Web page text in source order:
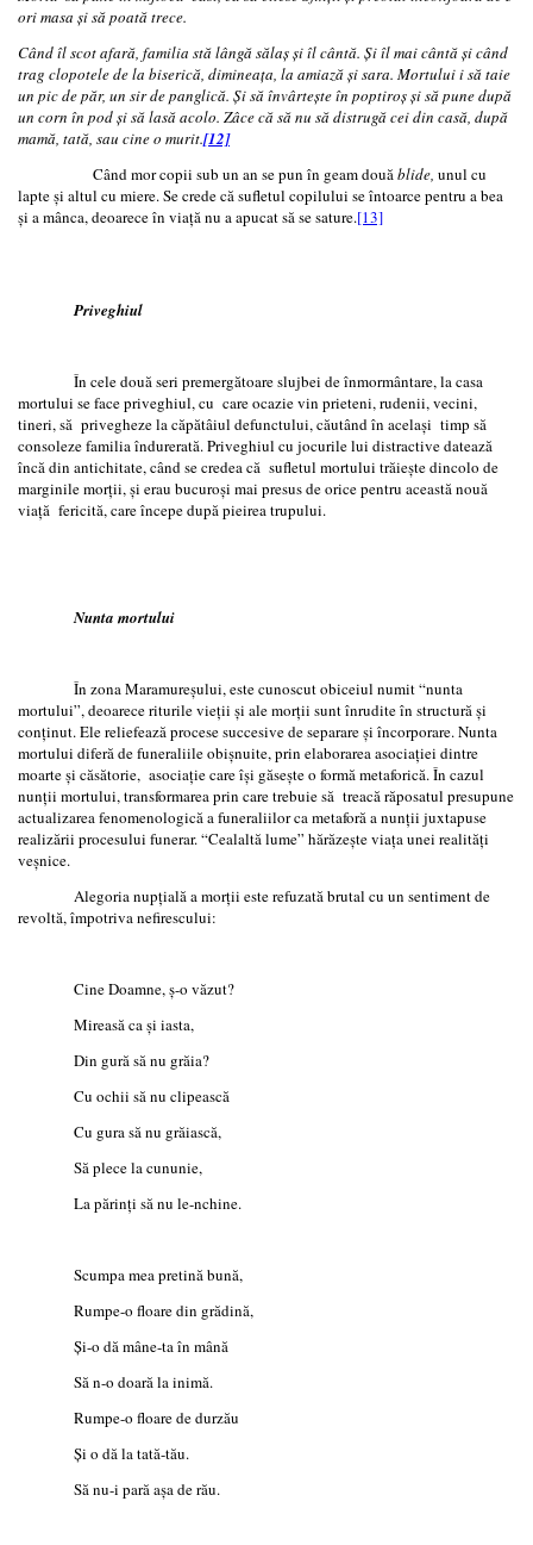
ori masa şi să poată trece.
Când îl scot afară, familia stă lângă sălaş şi îl cântă. Şi îl mai cântă şi când
trag clopotele de la biserică, dimineaţa, la amiază şi sara. Mortului i să taie
un pic de păr, un sir de panglică. Şi să învârteşte în poptiroş şi să pune după
un corn în pod şi să lasă acolo. Zâce că să nu să distrugă cei din casă, după
mamă, tată, sau cine o murit.[12]
Când mor copii sub un an se pun în geam douăblide, unul cu
lapte şi altul cu miere. Se crede că sufletul copilului se întoarce pentru a bea
şi a mânca, deoarece în viaţă nu a apucat să se sature.[13]
Priveghiul
În cele două seri premergătoare slujbei de înmormântare, la casa
mortului se face priveghiul, cu care ocazie vin prieteni, rudenii, vecini,
tineri, să privegheze la căpătâiul defunctului, căutând în acelaşi timp să
consoleze familia îndurerată. Priveghiul cu jocurile lui distractive datează
încă din antichitate, când se credea că sufletul mortului trăieşte dincolo de
marginile morţii, şi erau bucuroşi mai presus de orice pentru această nouă
viaţă fericită, care începe după pieirea trupului.
Nunta mortului
În zona Maramureşului, este cunoscut obiceiul numit “nunta
mortului”, deoarece riturile vieţii şi ale morţii sunt înrudite în structură şi
conţinut. Ele reliefează procese succesive de separare şi încorporare. Nunta
mortului diferă de funeraliile obişnuite, prin elaborarea asociaţiei dintre
moarte şi căsătorie, asociaţie care îşi găseşte o formă metaforică. În cazul
nunţii mortului, transformarea prin care trebuie să treacă răposatul presupune
actualizarea fenomenologică a funeraliilor ca metaforă a nunţii juxtapuse
realizării procesului funerar. “Cealaltă lume” hărăzeşte viaţa unei realităţi
veşnice.
Alegoria nupţială a morţii este refuzată brutal cu un sentiment de
revoltă, împotriva nefirescului:
Cine Doamne, ş-o văzut?
Mireasă ca şi iasta,
Din gură să nu grăia?
Cu ochii să nu clipească
Cu gura să nu grăiască,
Să plece la cununie,
La părinţi să nu le-nchine.
Scumpa mea pretină bună,
Rumpe-o floare din grădină,
Şi-o dă mâne-ta în mână
Să n-o doară la inimă.
Rumpe-o floare de durzău
Şi o dă la tată-tău.
Să nu-i pară aşa de rău.